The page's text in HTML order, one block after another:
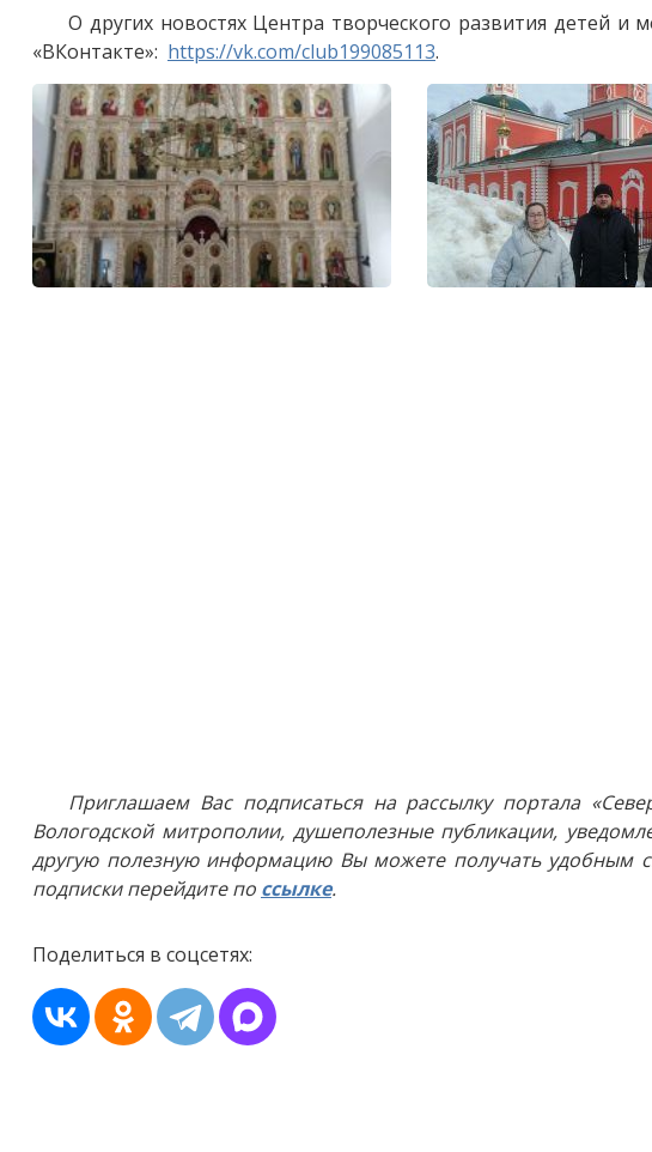
О других новостях Центра творческого развития детей и
«ВКонтакте»: https://vk.com/club199085113.
Приглашаем Вас подписаться на рассылку портала
Вологодской митрополии, душеполезные публикации,
другую полезную информацию Вы можете получать удобным
подписки перейдите по ссылке.
Поделиться в соцсетях: